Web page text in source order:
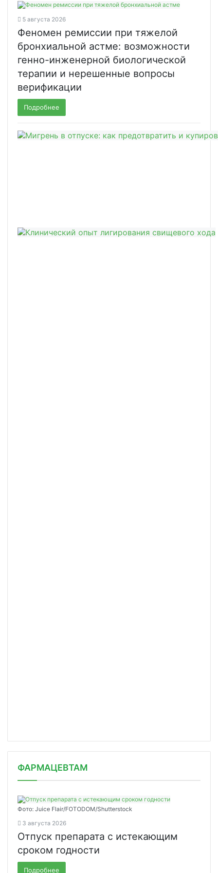
5 августа 2026
Феномен ремиссии при тяжелой
бронхиальной астме: возможности
генно-инженерной биологической
терапии и нерешенные вопросы
верификации
Подробнее
ФАРМАЦЕВТАМ
Фото: Juice Flair/FOTODOM/Shutterstoсk
3 августа 2026
Отпуск препарата с истекающим
сроком годности
Подробнее